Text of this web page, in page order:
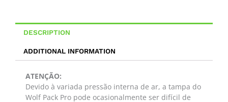
DESCRIPTION
ADDITIONAL INFORMATION
ATENÇÃO:
Devido à variada pressão interna de ar, a tampa do
Wolf Pack Pro pode ocasionalmente ser difícil de